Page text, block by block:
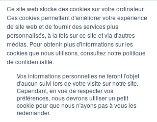
Ce site web stocke des cookies sur votre ordinateur.
Ces cookies permettent d'améliorer votre expérience
de site web et de fournir des services plus
personnalisés, à la fois sur ce site et via d'autres
médias. Pour obtenir plus d'informations sur les
cookies que nous utilisons, consultez notre politique
de confidentialité.
Vos informations personnelles ne feront l'objet
d'aucun suivi lors de votre visite sur notre site.
Cependant, en vue de respecter vos
préférences, nous devrons utiliser un petit
cookie pour que nous n'ayons pas à vous les
redemander.
Nous contacter